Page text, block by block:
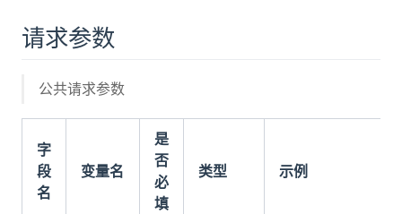
请求参数
公共请求参数
字
段
名
变量名
是
否
必
填
类型 示例